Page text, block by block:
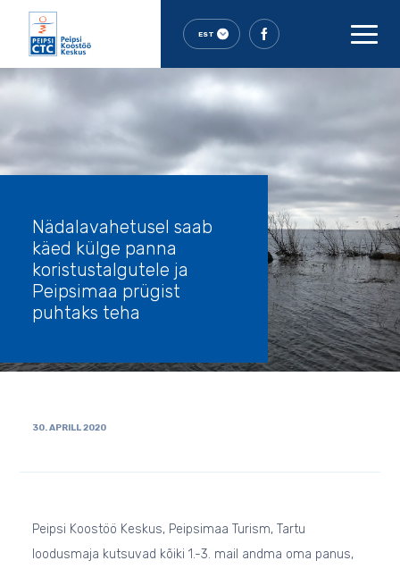
EST
Nädalavahetusel saab
käed külge panna
koristustalgutele ja
Peipsimaa prügist
puhtaks teha
30. APRILL 2020
Peipsi Koostöö Keskus, Peipsimaa Turism, Tartu
loodusmaja kutsuvad kõiki 1.-3. mail andma oma panus,